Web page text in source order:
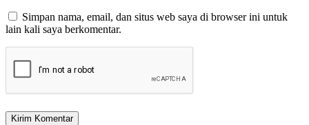
Simpan nama, email, dan situs web saya di browser ini untuk
lain kali saya berkomentar.